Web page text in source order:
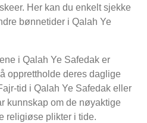
Her kan du enkelt sjekke
bønnetider i Qalah Ye
i Qalah Ye Safedak er
opprettholde deres daglige
tid i Qalah Ye Safedak eller
kunnskap om de nøyaktige
religiøse plikter i tide.